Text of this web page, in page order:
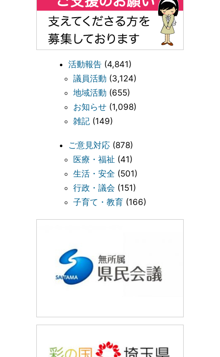
活動報告 (4,841)
議員活動 (3,124)
地域活動 (655)
お知らせ (1,098)
雑記 (149)
ご意見対応 (878)
医療・福祉 (41)
生活・安全 (501)
行政・議会 (151)
子育て・教育 (166)